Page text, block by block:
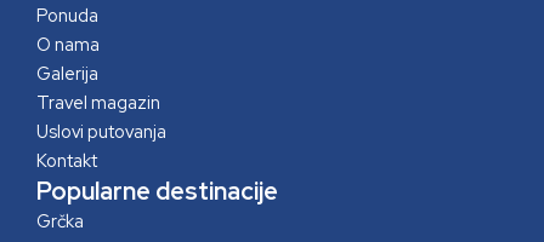
Ponuda
O nama
Galerija
Travel magazin
Uslovi putovanja
Kontakt
Popularne destinacije
Grčka